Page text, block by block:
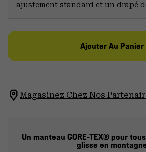
ajustement standard et un drapé
Ajouter Au Panier
Magasinez Chez Nos
Un manteau GORE-TEX® pour
glisse en